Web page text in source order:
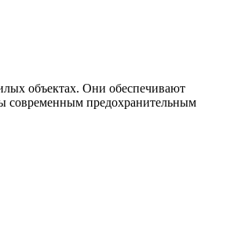
объектах. Они обеспечивают
современным предохранительным